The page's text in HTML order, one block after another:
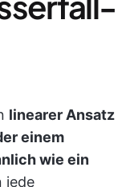
linearer Ansatz
einem
wie ein
jede